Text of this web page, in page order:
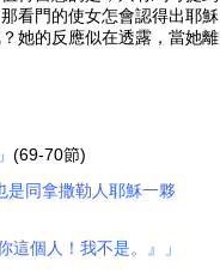
看門的使女怎會認得出耶穌
她的反應似在透露，當她離
(69-70節)
是同拿撒勒人耶穌一夥
這個人！我不是。』」